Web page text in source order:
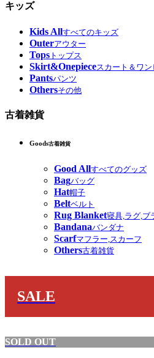
キッズ
Kids Allすべてのキッズ
Outerアウター
Tops トップス
Skirt&Onepieceスカート＆ワン
Pantsパンツ
Othersその他
古着雑貨
Goods古着雑貨
Good Allすべてのグッズ
Bagバッグ
Hat帽子
Beltベルト
Rug Blanket寝具,ラグ,ブ
Bandanaバンダナ
Scarfマフラー,スカーフ
Others古着雑貨
SALE
SOLD OUT